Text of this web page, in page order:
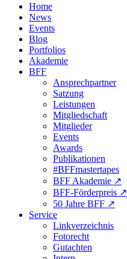
Home
News
Events
Blog
Portfolios
Akademie
BFF
Ansprechpartner
Satzung
Leistungen
Mitgliedschaft
Mitglieder
Events
Awards
Publikationen
#BFFmastertapes
BFF Akademie ↗︎
BFF-Förderpreis ↗︎
50 Jahre BFF ↗︎
Service
Linkverzeichnis
Fotorecht
Gutachten